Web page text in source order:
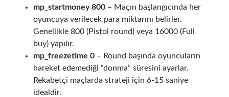
mp_startmoney 800– Maçın başlangıcında her
oyuncuya verilecek para miktarını belirler.
Genellikle 800 (Pistol round) veya 16000 (Full
buy) yapılır.
mp_freezetime 0– Round başında oyuncuların
hareket edemediği “donma” süresini ayarlar.
Rekabetçi maçlarda strateji için 6-15 saniye
idealdir.